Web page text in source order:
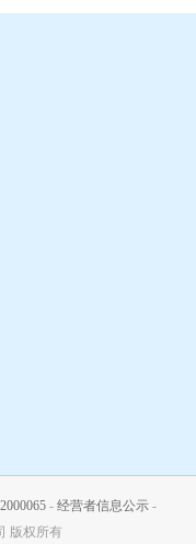
- 经营者信息公示 -
版权所有